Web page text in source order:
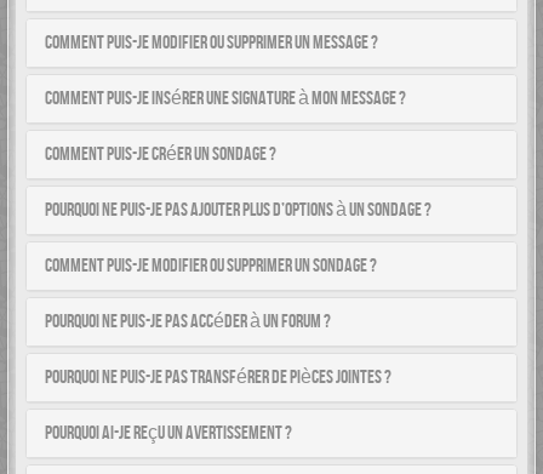
Comment puis-je modifier ou supprimer un message ?
Comment puis-je insérer une signature à mon message ?
Comment puis-je créer un sondage ?
Pourquoi ne puis-je pas ajouter plus d’options à un sondage ?
Comment puis-je modifier ou supprimer un sondage ?
Pourquoi ne puis-je pas accéder à un forum ?
Pourquoi ne puis-je pas transférer de pièces jointes ?
Pourquoi ai-je reçu un avertissement ?